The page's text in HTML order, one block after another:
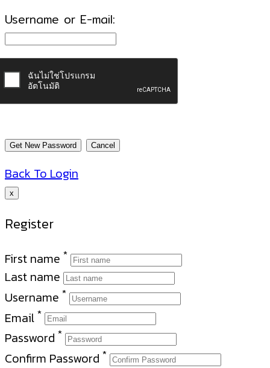
Username or E-mail:
Back To Login
x
Register
First name *
Last name
Username *
Email *
Password *
Confirm Password *